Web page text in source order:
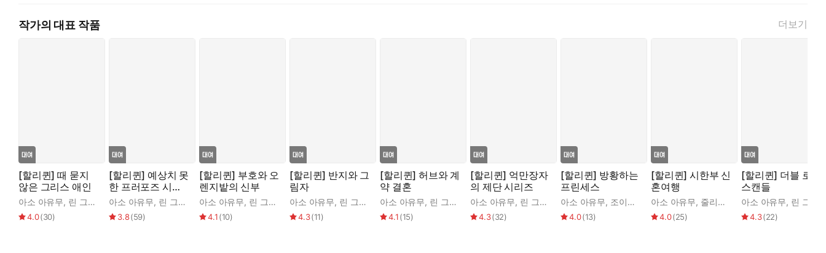
작가의 대표 작품 더보기
[할리퀸] 때 묻지
않은 그리스 애인
아소 아유무, 린 그레이엄
4.0(30)
[할리퀸] 예상치 못
한 프러포즈 시리
즈
아소 아유무, 린 그레이엄
3.8(59)
[할리퀸] 부호와 오
렌지밭의 신부
아소 아유무, 린 그레이엄
4.1(10)
[할리퀸] 반지와 그
림자
아소 아유무, 린 그레이엄
4.3(11)
[할리퀸] 허브와 계
약 결혼
아소 아유무, 린 그레이엄
4.1(15)
[할리퀸] 억만장자
의 제단 시리즈
아소 아유무, 린 그레이엄
4.3(32)
[할리퀸] 방황하는
프린세스
아소 아유무, 조이스 설리반
4.0(13)
[할리퀸] 시한부 신
혼여행
아소 아유무, 줄리아 제임스
4.0(25)
[할리퀸] 더블 로열
스캔들
아소 아유무, 린 그레이엄
4.3(22)